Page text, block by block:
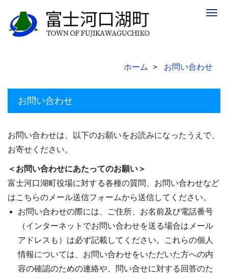
ホーム お問い合わせ
お問い合わせ
お問い合わせは、以下のお願いをお読みになったうえで、
お寄せください。
＜お問い合わせにあたってのお願い＞
富士河口湖町役場に対する各種の質問、お問い合わせなど
はこちらのメール送信フォームから送信してください。
お問い合わせの際には、ご住所、お名前及び電話番号
（インターネットでお問い合わせを送る場合はメール
アドレスも）は必ず記載してください。これらの個人
情報については、お問い合わせをいただいた方への内
容の確認のための連絡や、問い合せに対する回答のた